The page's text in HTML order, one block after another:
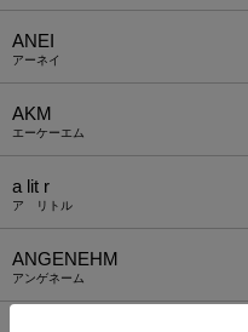
ANEI
アーネイ
AKM
エーケーエム
a lit r
ア リトル
ANGENEHM
アンゲネーム